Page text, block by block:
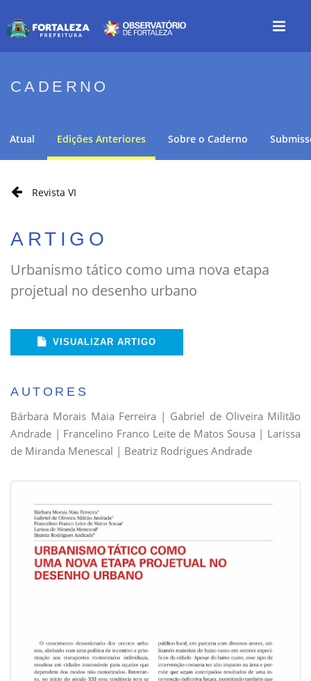
CADERNO
Atual Edições Anteriores Sobre o Caderno
Revista VI
ARTIGO
Urbanismo tático como uma nova etapa
projetual no desenho urbano
VISUALIZAR ARTIGO
AUTORES
Bárbara Morais Maia Ferreira | Gabriel de Oliveira Militão
Andrade | Francelino Franco Leite de Matos Sousa | Larissa
de Miranda Menescal | Beatriz Rodrigues Andrade